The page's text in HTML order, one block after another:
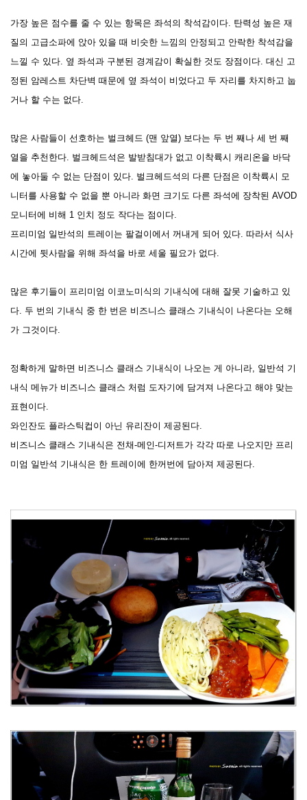
가장 높은 점수를 줄 수 있는 항목은 좌석의 착석감이다. 탄력성 높은 재
질의 고급소파에 앉아 있을 때 비숫한 느낌의 안정되고 안락한 착석감을
느낄 수 있다. 옆 좌석과 구분된 경계감이 확실한 것도 장점이다. 대신 고
정된 암레스트 차단벽 때문에 옆 좌석이 비었다고 두 자리를 차지하고 눕
거나 할 수는 없다.
많은 사람들이 선호하는 벌크헤드 (맨 앞열) 보다는 두 번 째나 세 번 째
열을 추천한다. 벌크헤드석은 발받침대가 없고 이착륙시 캐리온을 바닥
에 놓아둘 수 없는 단점이 있다. 벌크헤드석의 다른 단점은 이착륙시 모
니터를 사용할 수 없을 뿐 아니라 화면 크기도 다른 좌석에 장착된 AVOD
모니터에 비해 1 인치 정도 작다는 점이다.
프리미엄 일반석의 트레이는 팔걸이에서 꺼내게 되어 있다. 따라서 식사
시간에 뒷사람을 위해 좌석을 바로 세울 필요가 없다.
많은 후기들이 프리미엄 이코노미식의 기내식에 대해 잘못 기술하고 있
다. 두 번의 기내식 중 한 번은 비즈니스 클래스 기내식이 나온다는 오해
가 그것이다.
정확하게 말하면 비즈니스 클래스 기내식이 나오는 게 아니라, 일반석 기
내식 메뉴가 비즈니스 클래스 처럼 도자기에 담겨져 나온다고 해야 맞는
표현이다.
와인잔도 플라스틱컵이 아닌 유리잔이 제공된다.
비즈니스 클래스 기내식은 전채-메인-디저트가 각각 따로 나오지만 프리
미엄 일반석 기내식은 한 트레이에 한꺼번에 담아져 제공된다.